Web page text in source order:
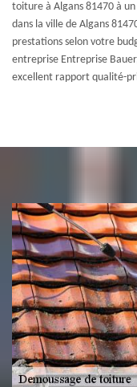
toiture à Algans 81470 à
dans la ville de Algans
prestations selon votre
entreprise Entreprise
excellent rapport qualité-